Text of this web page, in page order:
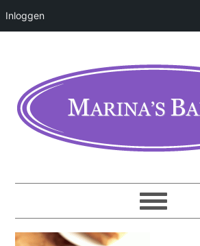
Inloggen